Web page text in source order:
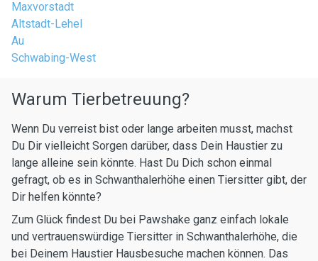
Maxvorstadt
Altstadt-Lehel
Au
Schwabing-West
Warum Tierbetreuung?
Wenn Du verreist bist oder lange arbeiten musst, machst
Du Dir vielleicht Sorgen darüber, dass Dein Haustier zu
lange alleine sein könnte. Hast Du Dich schon einmal
gefragt, ob es in Schwanthalerhöhe einen Tiersitter gibt, der
Dir helfen könnte?
Zum Glück findest Du bei Pawshake ganz einfach lokale
und vertrauenswürdige Tiersitter in Schwanthalerhöhe, die
bei Deinem Haustier Hausbesuche machen können. Das